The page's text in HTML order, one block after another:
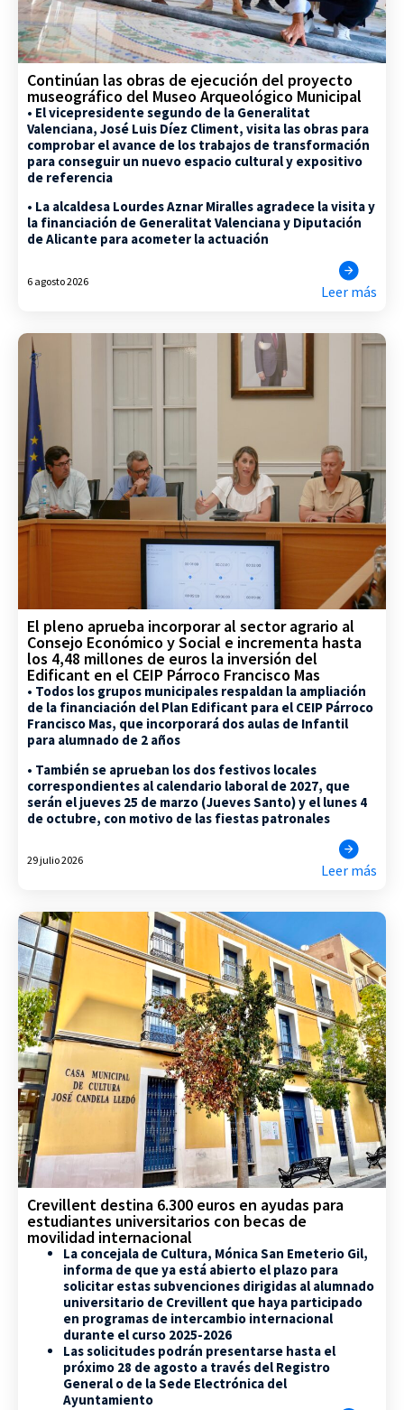
Continúan las obras de ejecución del proyecto
museográfico del Museo Arqueológico Municipal
• El vicepresidente segundo de la Generalitat
Valenciana, José Luis Díez Climent, visita las obras para
comprobar el avance de los trabajos de transformación
para conseguir un nuevo espacio cultural y expositivo
de referencia
• La alcaldesa Lourdes Aznar Miralles agradece la visita y
la financiación de Generalitat Valenciana y Diputación
de Alicante para acometer la actuación
6 agosto 2026
Leer más
El pleno aprueba incorporar al sector agrario al
Consejo Económico y Social e incrementa hasta
los 4,48 millones de euros la inversión del
Edificant en el CEIP Párroco Francisco Mas
• Todos los grupos municipales respaldan la ampliación
de la financiación del Plan Edificant para el CEIP Párroco
Francisco Mas, que incorporará dos aulas de Infantil
para alumnado de 2 años
• También se aprueban los dos festivos locales
correspondientes al calendario laboral de 2027, que
serán el jueves 25 de marzo (Jueves Santo) y el lunes 4
de octubre, con motivo de las fiestas patronales
29 julio 2026
Leer más
Crevillent destina 6.300 euros en ayudas para
estudiantes universitarios con becas de
movilidad internacional
La concejala de Cultura, Mónica San Emeterio Gil,
informa de que ya está abierto el plazo para
solicitar estas subvenciones dirigidas al alumnado
universitario de Crevillent que haya participado
en programas de intercambio internacional
durante el curso 2025-2026
Las solicitudes podrán presentarse hasta el
próximo 28 de agosto a través del Registro
General o de la Sede Electrónica del
Ayuntamiento